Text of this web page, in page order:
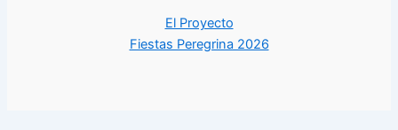
El Proyecto
Fiestas Peregrina 2026